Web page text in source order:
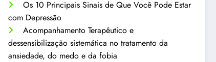
Os 10 Principais Sinais de Que Você Pode Estar
com Depressão
Acompanhamento Terapêutico e
dessensibilização sistemática no tratamento da
ansiedade, do medo e da fobia